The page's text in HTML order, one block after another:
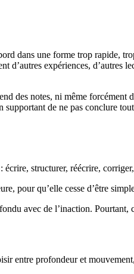
dans une forme trop rapide,
expériences, d’autres
des notes, ni même forcément
supportant de ne pas conclure
écrire, structurer, réécrire,
pour qu’elle cesse d’être
avec de l’inaction. Pourtant,
entre profondeur et